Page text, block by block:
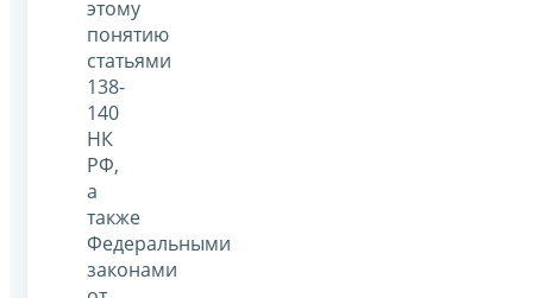
этому
понятию
статьями
138-
140
НК
РФ,
а
также
Федеральными
законами